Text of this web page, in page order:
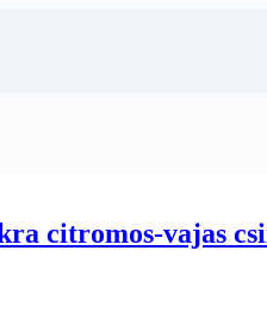
citromos-vajas